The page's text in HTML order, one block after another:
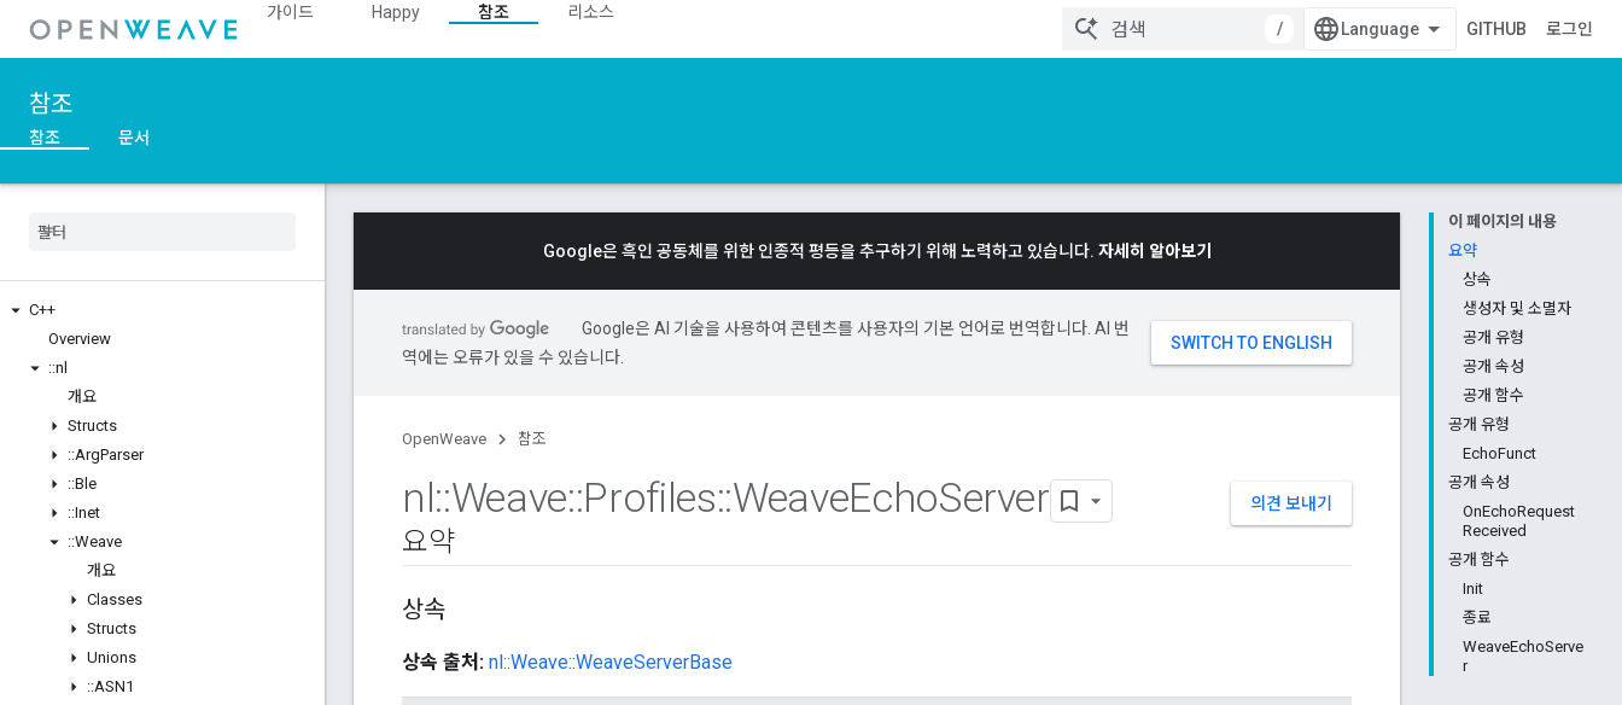
가이드 Happy 참조
리소스
/
GITHUB 로그인
참조
참조 문서
C++
Overview
::nl
개요
Structs
::ArgParser
::Ble
::Inet
::Weave
개요
Classes
Structs
Unions
::ASN1
이 페이지의 내용
요약
상속
생성자 및 소멸자
공개 유형
공개 속성
공개 함수
공개 유형
EchoFunct
공개 속성
OnEchoRequest
Received
공개 함수
Init
종료
WeaveEchoServe
r
Google은 흑인 공동체를 위한 인종적 평등을 추구하기 위해 노력하고 있습니다. 자세히 알아보기
Google은 AI 기술을 사용하여 콘텐츠를 사용자의 기본 언어로 번역합니다. AI 번
역에는 오류가 있을 수 있습니다.
OpenWeave 참조
의견 보내기
nl::Weave::Profiles::WeaveEchoServer
요약
상속
상속 출처: nl::Weave::WeaveServerBase